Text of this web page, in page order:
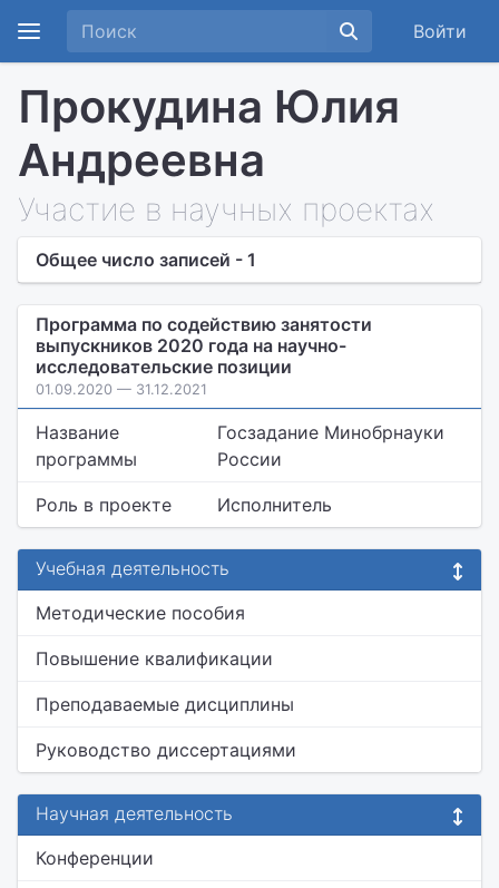
Войти
Прокудина Юлия
Андреевна
Участие в научных проектах
Общее число записей - 1
Программа по содействию занятости
выпускников 2020 года на научно-
исследовательские позиции
01.09.2020 — 31.12.2021
Название
программы
Госзадание Минобрнауки
России
Роль в проекте Исполнитель
Учебная деятельность
Методические пособия
Повышение квалификации
Преподаваемые дисциплины
Руководство диссертациями
Научная деятельность
Конференции